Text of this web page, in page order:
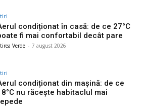
condiționat în casă: de ce 27°C
fi mai confortabil decât pare
Verde - 7 august 2026
condiționat din mașină: de ce
nu răcește habitaclul mai